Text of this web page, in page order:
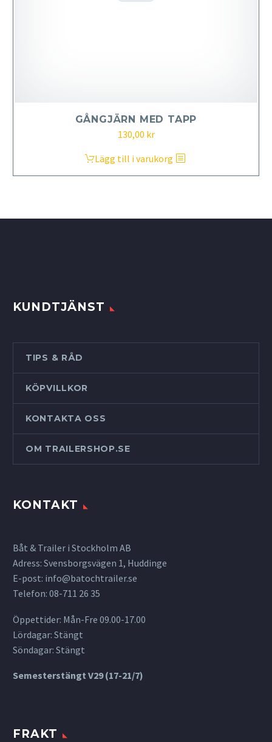
GÅNGJÄRN MED TAPP
130,00 kr
Lägg till i varukorg
KUNDTJÄNST
TIPS & RÅD
KÖPVILLKOR
KONTAKTA OSS
OM TRAILERSHOP.SE
KONTAKT
Båt & Trailer i Stockholm AB
Adress: Svensborgsvägen 1, Huddinge
E-post: info@batochtrailer.se
Telefon: 08-711 26 35
Öppettider: Mån-Fre 09.00-17.00
Lördagar: Stängt
Söndagar: Stängt
Semesterstängt V29 (17-21/7)
FRAKT